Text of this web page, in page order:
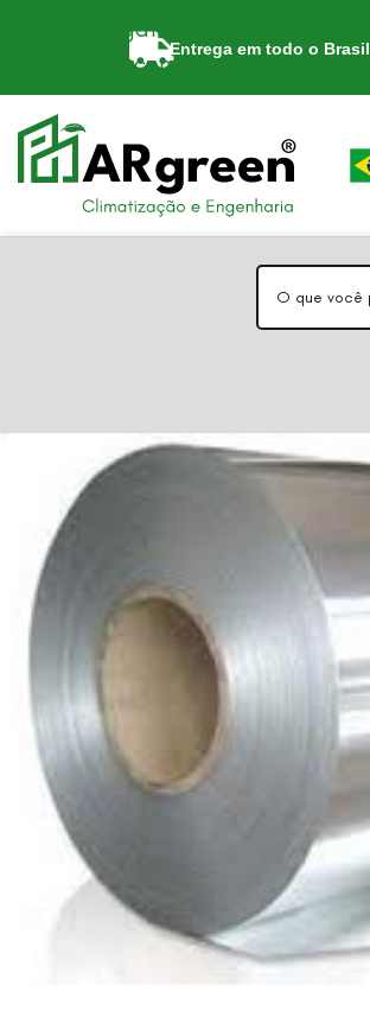
Skip to navigation
Skip to main content
Entrega em todo o Brasil